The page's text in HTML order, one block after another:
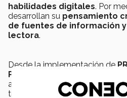
habilidades digitales. Por
desarrollan su pensamiento
de fuentes de información
lectora.
Desde la implementación de
PrepaTec Morelia
acreedor a la certificación
través de la certificadora